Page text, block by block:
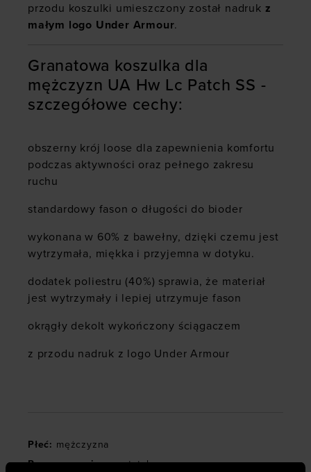
przodu koszulki umieszczony został nadruk z
małym logo Under Armour.
Granatowa koszulka dla
mężczyzn UA Hw Lc Patch SS -
szczegółowe cechy:
obszerny krój loose dla zapewnienia komfortu
podczas aktywności oraz pełnego zakresu
ruchu
standardowy fason o długości do bioder
wykonana w 60% z bawełny, dzięki czemu jest
wytrzymała, miękka i przyjemna w dotyku.
dodatek poliestru (40%) sprawia, że materiał
jest wytrzymały i lepiej utrzymuje fason
okrągły dekolt wykończony ściągaczem
z przodu nadruk z logo Under Armour
Płeć: mężczyzna
Przeznaczenie: sportstyle